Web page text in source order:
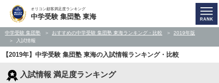
オリコン顧客満足度ランキング
中学受験 集団塾 東海
中学受験 集団塾 おすすめの中学受験 集団塾 東海ランキング・比較
2019年版
入試情報
【2019年】中学受験 集団塾 東海の入試情報ランキング・比較
入試情報 満足度ランキング